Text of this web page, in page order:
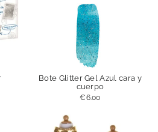
Bote Glitter Gel Azul cara y
cuerpo
€6.00